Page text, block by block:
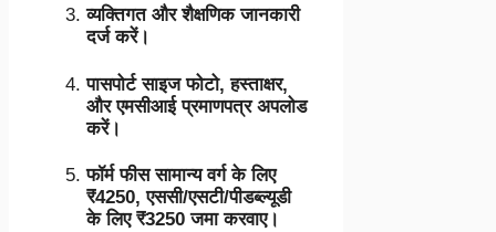
व्यक्तिगत और शैक्षणिक जानकारी
दर्ज करें।
पासपोर्ट साइज फोटो, हस्ताक्षर,
और एमसीआई प्रमाणपत्र अपलोड
करें।
फॉर्म फीस सामान्य वर्ग के लिए
₹4250,एससी/एसटी/पीडब्ल्यूडी
के लिए ₹3250 जमा करवाए।